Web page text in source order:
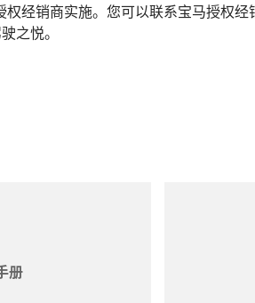
经销商实施。您可以联系宝马授权
之悦。
册